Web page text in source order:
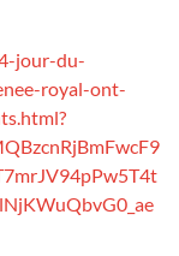
jour-du-
royal-ont-